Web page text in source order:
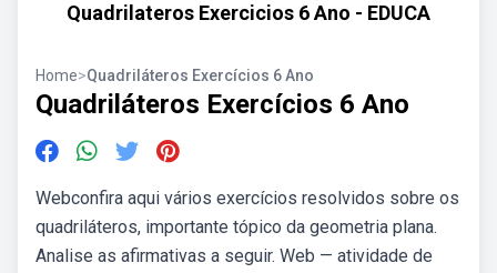
Quadrilateros Exercicios 6 Ano - EDUCA
Home>Quadriláteros Exercícios 6 Ano
Quadriláteros Exercícios 6 Ano
Webconfira aqui vários exercícios resolvidos sobre os
quadriláteros, importante tópico da geometria plana.
Analise as afirmativas a seguir. Web — atividade de